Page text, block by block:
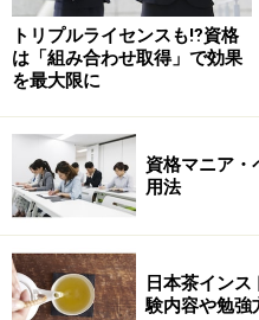
受験申込 試験日の３
合格基準 「午前」「
一定得点以上
合格率 約15%
【「中小企業診断士（第１
受験資格 特に制限な
トリプルライセンスも⁉資格
は「組み合わせ取得」で効果
を最大限に
資格マニア・
用法
日本茶イン
験内容や勉強